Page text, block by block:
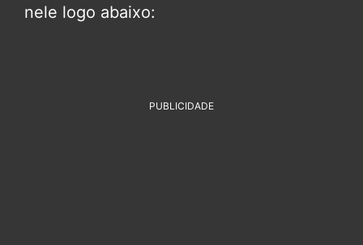
nele logo abaixo:
PUBLICIDADE